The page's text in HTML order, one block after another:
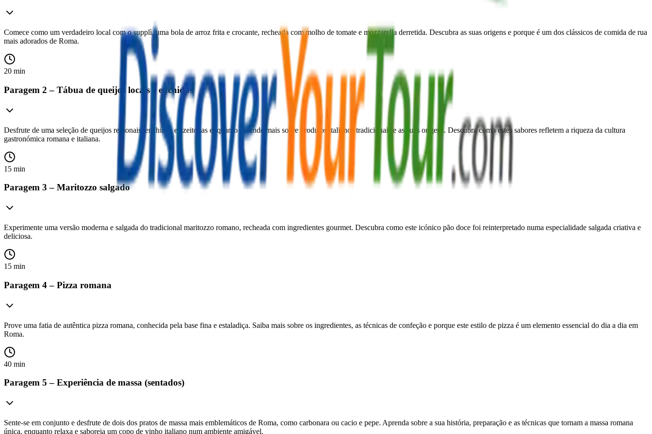
Comece como um verdadeiro local com o supplì, uma bola de arroz frita e crocante, recheada com molho de tomate e mozzarella derretida. Descubra as suas origens e porque é um dos clássicos de comida de rua
mais adorados de Roma.
20 min
Paragem 2 – Tábua de queijos locais e enchidos
Desfrute de uma seleção de queijos regionais, enchidos e azeitonas enquanto aprende mais sobre produtos italianos tradicionais e as suas origens. Descubra como estes sabores refletem a riqueza da cultura
gastronómica romana e italiana.
15 min
Paragem 3 – Maritozzo salgado
Experimente uma versão moderna e salgada do tradicional maritozzo romano, recheada com ingredientes gourmet. Descubra como este icónico pão doce foi reinterpretado numa especialidade salgada criativa e
deliciosa.
15 min
Paragem 4 – Pizza romana
Prove uma fatia de autêntica pizza romana, conhecida pela base fina e estaladiça. Saiba mais sobre os ingredientes, as técnicas de confeção e porque este estilo de pizza é um elemento essencial do dia a dia em
Roma.
40 min
Paragem 5 – Experiência de massa (sentados)
Sente-se em conjunto e desfrute de dois dos pratos de massa mais emblemáticos de Roma, como carbonara ou cacio e pepe. Aprenda sobre a sua história, preparação e as técnicas que tornam a massa romana
única, enquanto relaxa e saboreia um copo de vinho italiano num ambiente amigável.